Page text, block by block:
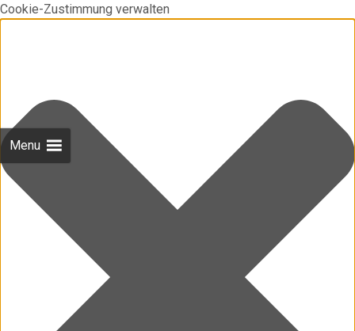
Cookie-Zustimmung verwalten
Menu